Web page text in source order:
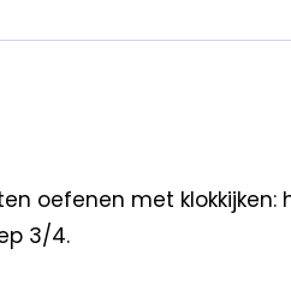
oefenen met klokkijken:
3/4.